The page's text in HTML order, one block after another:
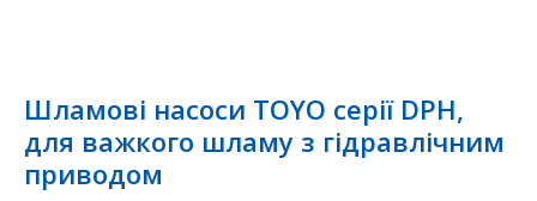
Шламові насоси TOYO серії DPH,
для важкого шламу з гідравлічним
приводом